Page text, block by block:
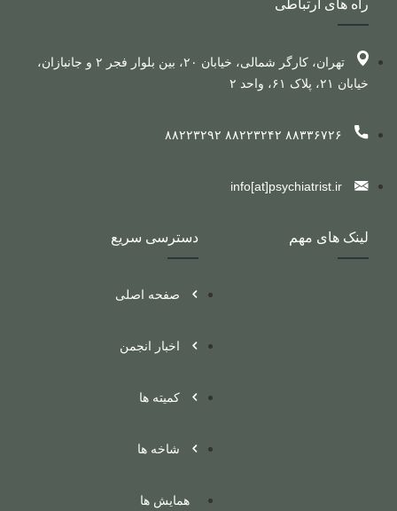
دسترسی سریع
صفحه اصلی
اخبار انجمن
کمیته ها
شاخه ها
همایش ها
لینک های مهم
راه های ارتباطی
تهران، کارگر شمالی، خیابان ۲۰، بین بلوار فجر ۲ و جانبازان،
خیابان ۲۱، پلاک ۶۱، واحد ۲
۸۸۳۳۶۷۲۶ ۸۸۲۲۳۲۴۲ ۸۸۲۲۳۲۹۲
info[at]psychiatrist.ir